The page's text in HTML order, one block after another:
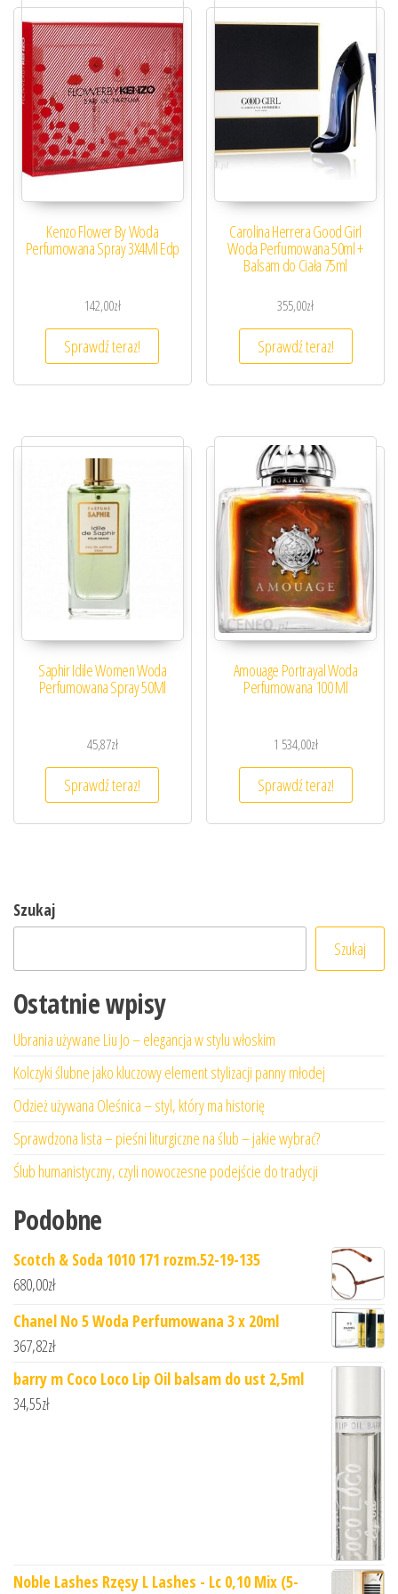
Kenzo Flower By Woda
Perfumowana Spray 3X4Ml Edp
142,00zł
Sprawdź teraz!
Carolina Herrera Good Girl
Woda Perfumowana 50ml +
Balsam do Ciała 75ml
355,00zł
Sprawdź teraz!
Saphir Idile Women Woda
Perfumowana Spray 50Ml
45,87zł
Sprawdź teraz!
Amouage Portrayal Woda
Perfumowana 100 Ml
1 534,00zł
Sprawdź teraz!
Szukaj
Szukaj
Ostatnie wpisy
Ubrania używane Liu Jo – elegancja w stylu włoskim
Kolczyki ślubne jako kluczowy element stylizacji panny młodej
Odzież używana Oleśnica – styl, który ma historię
Sprawdzona lista – pieśni liturgiczne na ślub – jakie wybrać?
Ślub humanistyczny, czyli nowoczesne podejście do tradycji
Podobne
Scotch & Soda 1010 171 rozm.52-19-135
680,00zł
Chanel No 5 Woda Perfumowana 3 x 20ml
367,82zł
barry m Coco Loco Lip Oil balsam do ust 2,5ml
34,55zł
Noble Lashes Rzęsy L Lashes - Lc 0,10 Mix (5-